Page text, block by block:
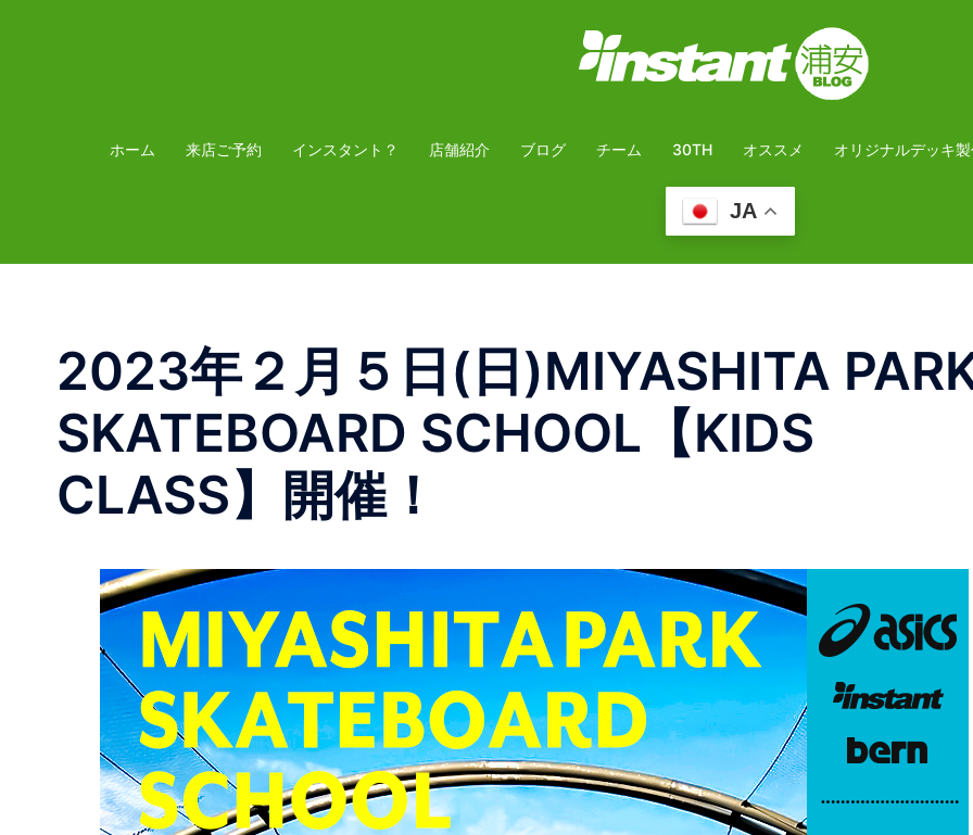
プ
ホーム 来店ご予約 インスタント？ 店舗紹介 ブログ チーム 30TH オススメ オリジナルデッキ
JA
2023年２月５日(日)MIYASHITA
SKATEBOARD SCHOOL【KIDS
CLASS】開催！